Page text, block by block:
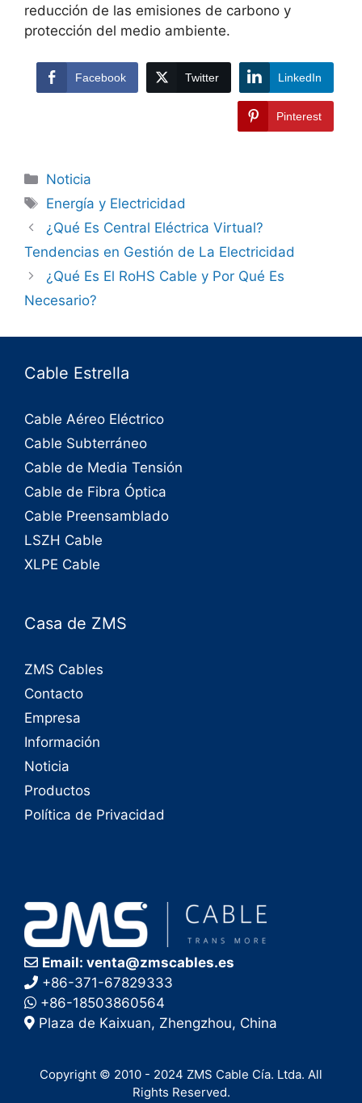
reducción de las emisiones de carbono y
protección del medio ambiente.
Facebook Twitter LinkedIn
Pinterest
Noticia
Energía y Electricidad
¿Qué Es Central Eléctrica Virtual?
Tendencias en Gestión de La Electricidad
¿Qué Es El RoHS Cable y Por Qué Es
Necesario?
Cable Estrella
Cable Aéreo Eléctrico
Cable Subterráneo
Cable de Media Tensión
Cable de Fibra Óptica
Cable Preensamblado
LSZH Cable
XLPE Cable
Casa de ZMS
ZMS Cables
Contacto
Empresa
Información
Noticia
Productos
Política de Privacidad
Email: venta@zmscables.es
+86-371-67829333
+86-18503860564
Plaza de Kaixuan, Zhengzhou, China
Copyright © 2010 - 2024 ZMS Cable Cía. Ltda. All
Rights Reserved.